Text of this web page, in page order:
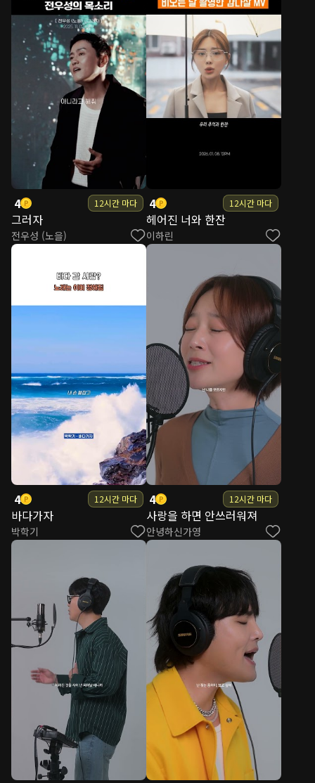
4 12시간 마다
그러자
전우성 (노을)
4 12시간 마다
헤어진 너와 한잔
이하린
4 12시간 마다
바다가자
박학기
4 12시간 마다
사랑을 하면 안쓰러워져
안녕하신가영